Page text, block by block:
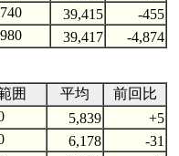
39,415
-455
39,417 -4,874
囲 平均
前回比
5,839
+5
6,178
-31